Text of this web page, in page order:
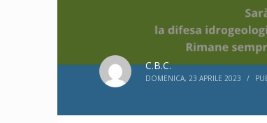
C.B.C.
DOMENICA, 23 APRILE 2023 /